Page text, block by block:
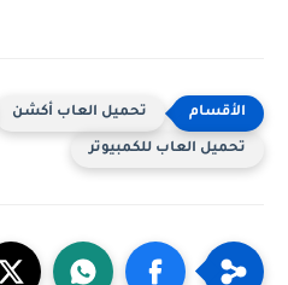
تحميل العاب أكشن
تحميل العاب للكمبيوتر